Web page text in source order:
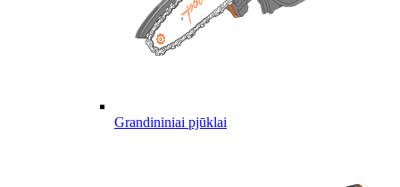
Grandininiai pjūklai